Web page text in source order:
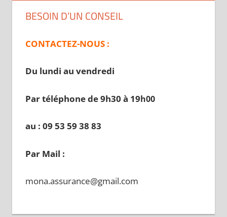
BESOIN D’UN CONSEIL
CONTACTEZ-NOUS :
Du lundi au vendredi
Par téléphone de 9h30 à 19h00
au : 09 53 59 38 83
Par Mail :
mona.assurance@gmail.com